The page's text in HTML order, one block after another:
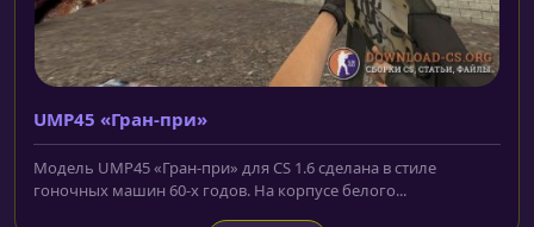
UMP45 «Гран-при»
Модель UMP45 «Гран-при» для CS 1.6 сделана в стиле
гоночных машин 60-х годов. На корпусе белого...